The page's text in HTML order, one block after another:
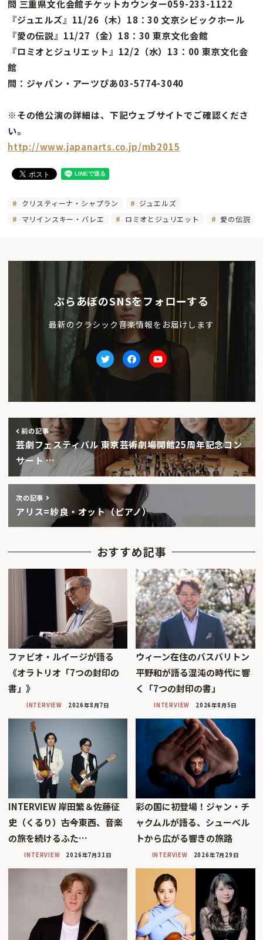
問 三重県文化会館チケットカウンター059-233-1122
『ジュエルズ』11/26（木）18：30 文京シビックホール
『愛の伝説』11/27（金）18：30 東京文化会館
『ロミオとジュリエット』12/2（水）13：00 東京文化会
館
問：ジャパン・アーツぴあ03-5774-3040
※その他公演の詳細は、下記ウェブサイトでご確認くださ
い。
http://www.japanarts.co.jp/mb2015
クリスティーナ・シャプラン
ジュエルズ
マリインスキー・バレエ
ロミオとジュリエット 愛の伝説
ぶらあぼのSNSをフォローする
最新のクラシック音楽情報をお届けします
TwitterfacebookYoutube
前の記事
芸劇フェスティバル 東京芸術劇場開館25周年記念コン
サート …
次の記事
アリス=紗良・オット（ピアノ）
おすすめ記事
ファビオ・ルイージが語る
《オラトリオ「7つの封印の
書」》
INTERVIEW 2026年8月7日
ウィーン在住のバスバリトン
平野和が語る混沌の時代に響
く「7つの封印の書」
INTERVIEW 2026年8月5日
INTERVIEW 岸田繁＆佐藤征
史（くるり）――古今東西、音楽
の旅を続けるふた…
INTERVIEW 2026年7月31日
彩の国に初登場！ジャン・チ
ャクムルが語る、シューベル
トから広がる響きの旅路
INTERVIEW 2026年7月29日